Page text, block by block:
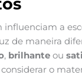
a
de maneira
, brilhante ou
o